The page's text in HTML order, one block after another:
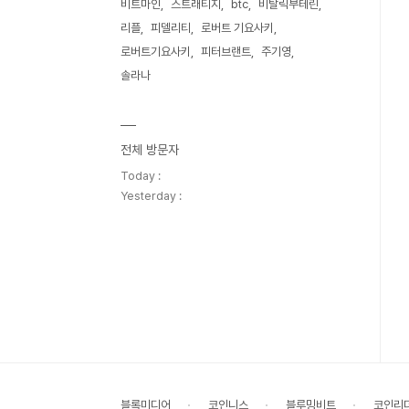
비트마인 스트래티지 btc
비탈릭부테린
리플
피델리티
로버트 기요사키
로버트기요사키
피터브랜트
주기영
솔라나
전체 방문자
Today :
Yesterday :
블록미디어 코인니스 블루밍비트 코인리